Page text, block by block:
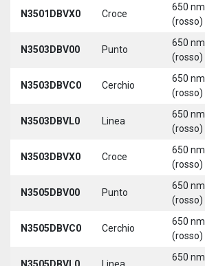
N3501DBVX0 Croce
650 nm
(rosso)
N3503DBV00 Punto
650 nm
(rosso)
N3503DBVC0 Cerchio
650 nm
(rosso)
N3503DBVL0 Linea
650 nm
(rosso)
N3503DBVX0 Croce
650 nm
(rosso)
N3505DBV00 Punto
650 nm
(rosso)
N3505DBVC0 Cerchio
650 nm
(rosso)
650 nm